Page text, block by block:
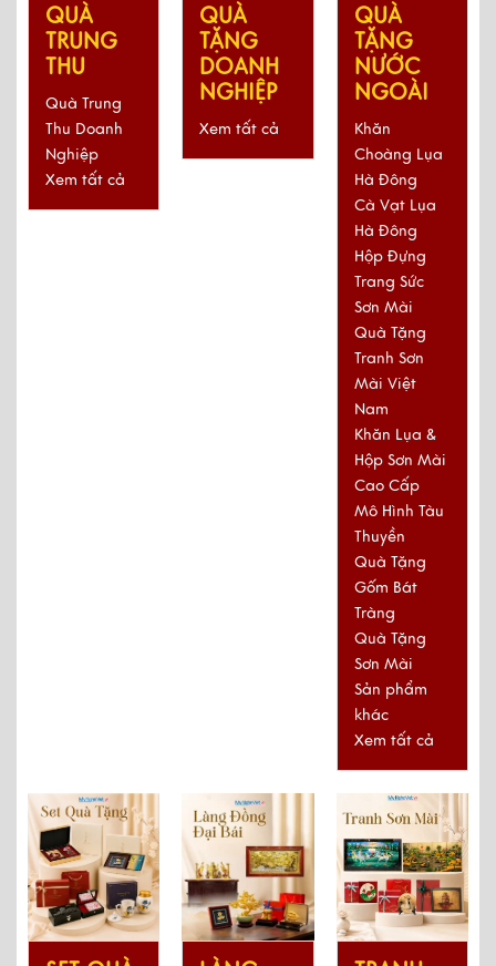
QUÀ
TRUNG
THU
Quà Trung
Thu Doanh
Nghiệp
Xem tất cả
QUÀ
TẶNG
DOANH
NGHIỆP
Xem tất cả
QUÀ
TẶNG
NƯỚC
NGOÀI
Khăn
Choàng Lụa
Hà Đông
Cà Vạt Lụa
Hà Đông
Hộp Đựng
Trang Sức
Sơn Mài
Quà Tặng
Tranh Sơn
Mài Việt
Nam
Khăn Lụa &
Hộp Sơn Mài
Cao Cấp
Mô Hình Tàu
Thuyền
Quà Tặng
Gốm Bát
Tràng
Quà Tặng
Sơn Mài
Sản phẩm
khác
Xem tất cả